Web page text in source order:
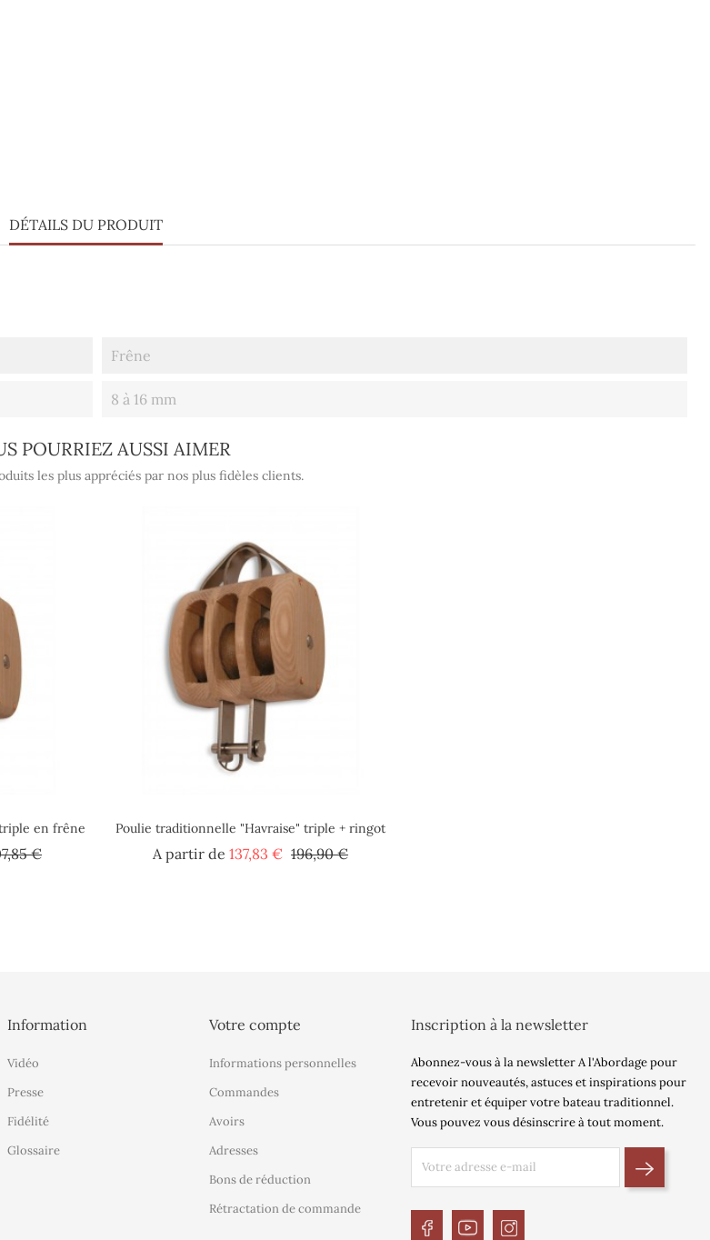
DÉTAILS DU PRODUIT
Frêne
8 à 16 mm
POURRIEZ AUSSI AIMER
les plus appréciés par nos plus fidèles clients.
en frêne
€Prix
Poulie traditionnelle "Havraise" triple + ringot
A partir de137,83 € Prix
196,90 €Prix
Information
Vidéo
Presse
Fidélité
Glossaire
Votre compte
Informations personnelles
Commandes
Avoirs
Adresses
Bons de réduction
Rétractation de commande
Inscription à la newsletter
Abonnez-vous à la newsletter A l'Abordage pour
recevoir nouveautés, astuces et inspirations pour
entretenir et équiper votre bateau traditionnel.
Vous pouvez vous désinscrire à tout moment.